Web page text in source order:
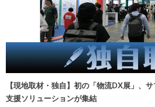
【現地取材・独自】初の「物流DX展」、
支援ソリューションが集結